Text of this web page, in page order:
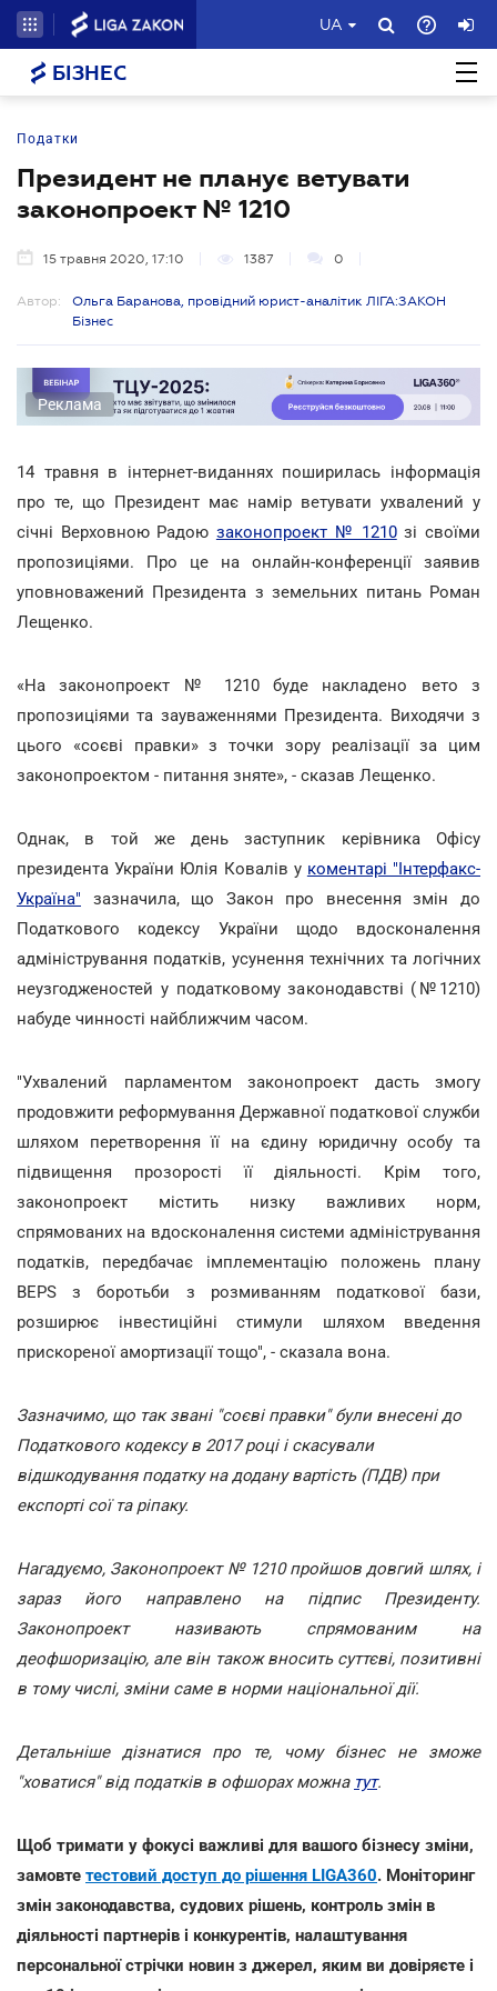
UA
БІЗНЕС
Податки
Президент не планує ветувати
законопроект № 1210
15 травня 2020, 17:10 1387 0
Автор:
Ольга Баранова, провідний юрист-аналітик ЛІГА:ЗАКОН
Бізнес
Реклама
14 травня в інтернет-виданнях поширилась інформація
про те, що Президент має намір ветувати ухвалений у
січні Верховною Радою законопроект № 1210зі своїми
пропозиціями. Про це на онлайн-конференції заявив
уповноважений Президента з земельних питань Роман
Лещенко.
«На законопроект № 1210 буде накладено вето з
пропозиціями та зауваженнями Президента. Виходячи з
цього «соєві правки» з точки зору реалізації за цим
законопроектом - питання зняте», - сказав Лещенко.
Однак, в той же день заступник керівника Офісу
президента України Юлія Ковалів у коментарі "Інтерфакс-
Україна" зазначила, що Закон про внесення змін до
Податкового кодексу України щодо вдосконалення
адміністрування податків, усунення технічних та логічних
неузгодженостей у податковому законодавстві (№1210)
набуде чинності найближчим часом.
"Ухвалений парламентом законопроект дасть змогу
продовжити реформування Державної податкової служби
шляхом перетворення її на єдину юридичну особу та
підвищення прозорості її діяльності. Крім того,
законопроект містить низку важливих норм,
спрямованих на вдосконалення системи адміністрування
податків, передбачає імплементацію положень плану
BEPS з боротьби з розмиванням податкової бази,
розширює інвестиційні стимули шляхом введення
прискореної амортизації тощо", - сказала вона.
Зазначимо, що так звані "соєві правки" були внесені до
Податкового кодексу в 2017 році і скасували
відшкодування податку на додану вартість (ПДВ) при
експорті сої та ріпаку.
Нагадуємо, Законопроект № 1210 пройшов довгий шлях, і
зараз його направлено на підпис Президенту.
Законопроект називають спрямованим на
деофшоризацію, але він також вносить суттєві, позитивні
в тому числі, зміни саме в норми національної дії.
Детальніше дізнатися про те, чому бізнес не зможе
"ховатися" від податків в офшорах можна тут.
Щоб тримати у фокусі важливі для вашого бізнесу зміни,
замовте тестовий доступ до рішення LIGA360. Моніторинг
змін законодавства, судових рішень, контроль змін в
діяльності партнерів і конкурентів, налаштування
персональної стрічки новин з джерел, яким ви довіряєте і